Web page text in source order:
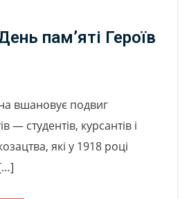
пам’яті Героїв
вшановує подвиг
— студентів, курсантів і
які у 1918 році